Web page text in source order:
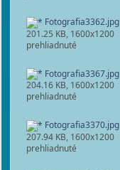
Fotografia3362.jpg
201.25 KB, 1600x1200
prehliadnuté
Fotografia3367.jpg
204.16 KB, 1600x1200
prehliadnuté
Fotografia3370.jpg
207.94 KB, 1600x1200
prehliadnuté